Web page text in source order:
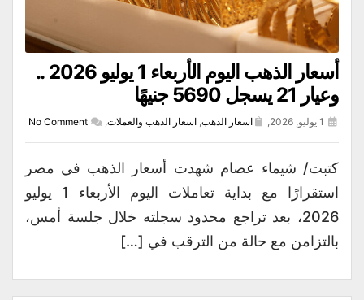
أسعار الذهب اليوم الأربعاء 1 يوليو 2026 ..
وعيار 21 يسجل 5690 جنيهًا
اسعار الذهب, اسعار الذهب والعملات,
No Comment
كتبت/ شيماء عصام شهدت أسعار الذهب في مصر
استقرارًا مع بداية تعاملات اليوم الأربعاء 1 يوليو
2026، بعد تراجع محدود سجلته خلال جلسة أمس،
بالتزامن مع حالة من الترقب في […]